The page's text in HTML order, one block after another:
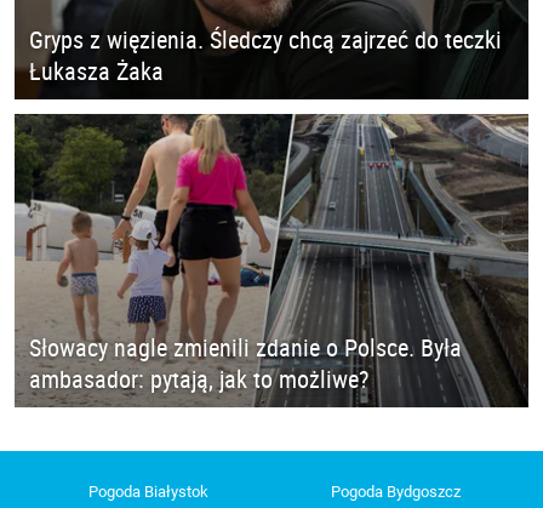
Gryps z więzienia. Śledczy chcą zajrzeć do teczki
Łukasza Żaka
Słowacy nagle zmienili zdanie o Polsce. Była
ambasador: pytają, jak to możliwe?
Pogoda Białystok Pogoda Bydgoszcz